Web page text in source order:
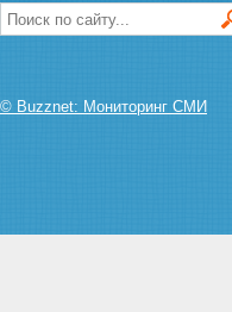
© Buzznet: Мониторинг СМИ